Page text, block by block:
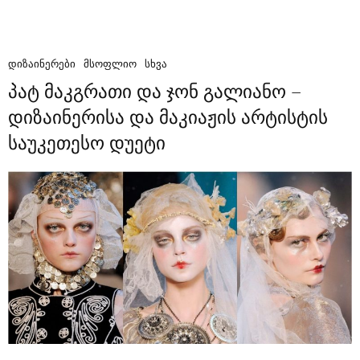
ᲓᲘᲖᲐᲘᲜᲔᲠᲔᲑᲘ ᲛᲡᲝᲤᲚᲘᲝ ᲡᲮᲕᲐ
პატ მაკგრათი და ჯონ გალიანო –
დიზაინერისა და მაკიაჟის არტისტის
საუკეთესო დუეტი